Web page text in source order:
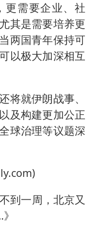
更需要企业、社
其是需要培养更
两国青年保持可
以极大加深相互
将就伊朗战事、
及构建更加公正
球治理等议题深
到一周，北京又